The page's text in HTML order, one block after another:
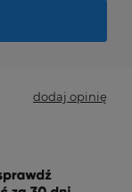
dodaj opinię